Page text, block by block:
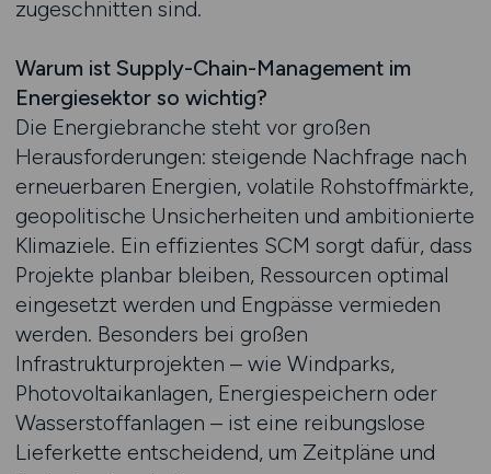
zugeschnitten sind.
Warum ist Supply-Chain-Management im
Energiesektor so wichtig?
Die Energiebranche steht vor großen
Herausforderungen: steigende Nachfrage nach
erneuerbaren Energien, volatile Rohstoffmärkte,
geopolitische Unsicherheiten und ambitionierte
Klimaziele. Ein effizientes SCM sorgt dafür, dass
Projekte planbar bleiben, Ressourcen optimal
eingesetzt werden und Engpässe vermieden
werden. Besonders bei großen
Infrastrukturprojekten – wie Windparks,
Photovoltaikanlagen, Energiespeichern oder
Wasserstoffanlagen – ist eine reibungslose
Lieferkette entscheidend, um Zeitpläne und